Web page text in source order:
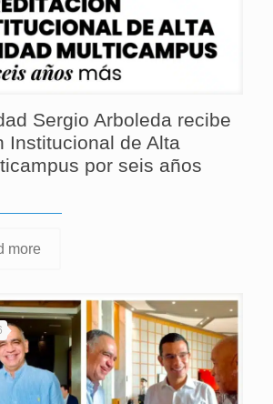
Sergio Arboleda recibe
Institucional de Alta
por seis años
more